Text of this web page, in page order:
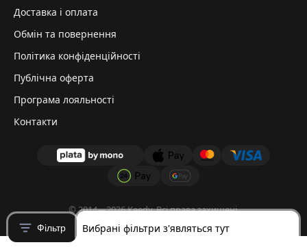
Фільтр Вибрані фільтри з'являться тут
Доставка і оплата
Обмін та повернення
Політика конфіденційності
Публічна оферта
Програма лояльності
Контакти
© 2014—2026 Keedy. Всі права захищені.